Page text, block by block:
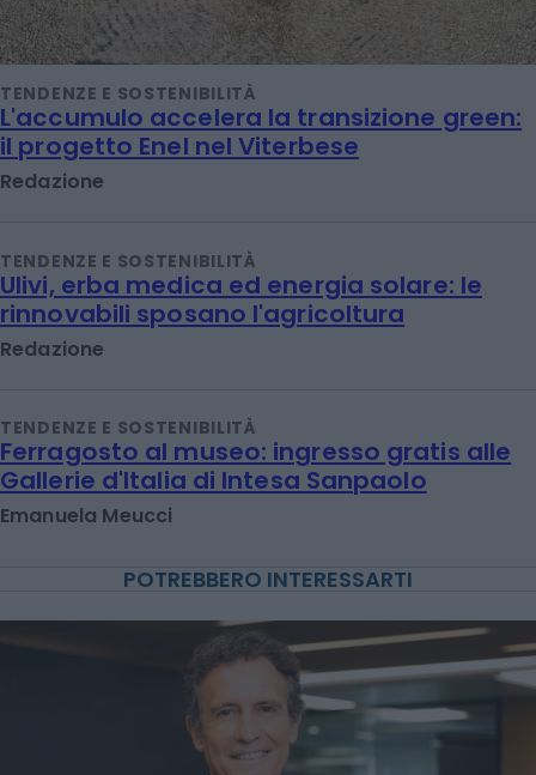
TENDENZE E SOSTENIBILITÀ
L'accumulo accelera la transizione green:
il progetto Enel nel Viterbese
Redazione
TENDENZE E SOSTENIBILITÀ
Ulivi, erba medica ed energia solare: le
rinnovabili sposano l'agricoltura
Redazione
TENDENZE E SOSTENIBILITÀ
Ferragosto al museo: ingresso gratis alle
Gallerie d'Italia di Intesa Sanpaolo
Emanuela Meucci
POTREBBERO INTERESSARTI